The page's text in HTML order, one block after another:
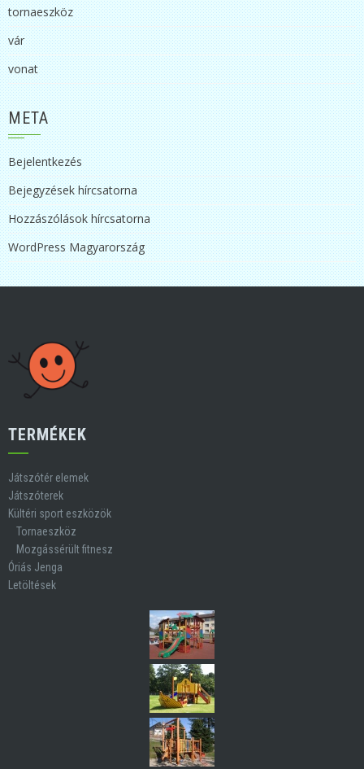
tornaeszköz
vár
vonat
META
Bejelentkezés
Bejegyzések hírcsatorna
Hozzászólások hírcsatorna
WordPress Magyarország
TERMÉKEK
Játszótér elemek
Játszóterek
Kültéri sport eszközök
Tornaeszköz
Mozgássérült fitnesz
Óriás Jenga
Letöltések